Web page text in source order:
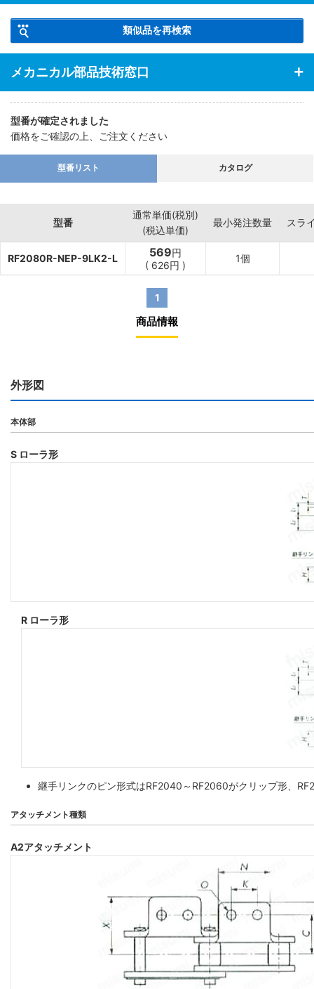
類似品を再検索
メカニカル部品技術窓口
型番が確定されました
価格をご確認の上、ご注文ください
型番リスト カタログ
型番
通常単価(税別)
(税込単価)
最小発注数量 スラ
RF2080R-NEP-9LK2-L 569円
( 626円 )
1個
1
商品情報
外形図
本体部
S ローラ形
R ローラ形
継手リンクのピン形式はRF2040～RF2060がクリップ形、
アタッチメント種類
A2アタッチメント